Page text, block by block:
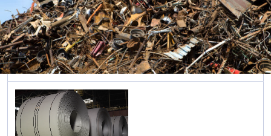
เหล็กชีท
ไพล์และ
เสาเข็ม
เหล็กแบบ
ท่อ
เหล็กทรง
ยาว